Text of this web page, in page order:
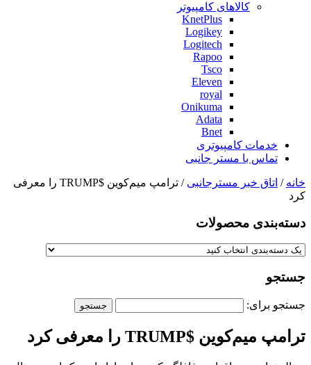
کالاهای کامپیوتر
KnetPlus
Logikey
Logitech
Rapoo
Tsco
Eleven
royal
Onikuma
Adata
Bnet
خدمات کامپیوتری
تماس با مستر جانبی
خانه / اتاق خبر مسترجانبی
/ ترامپ میم‌کوین $TRUMP را معرفی
کرد
دسته‌بندی‌ محصولات
جستجو
جستجو برای:
ترامپ میم‌کوین $TRUMP را معرفی کرد